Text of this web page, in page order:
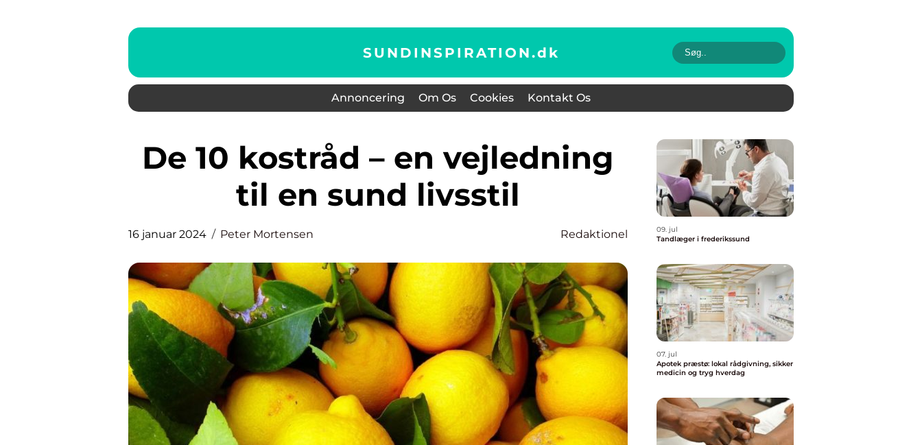
SUNDINSPIRATION.dk
Annoncering Om Os Cookies Kontakt Os
De 10 kostråd – en vejledning
til en sund livsstil
16 januar 2024 Peter Mortensen Redaktionel
09. jul
Tandlæger i frederikssund
07. jul
Apotek præstø: lokal rådgivning, sikker
medicin og tryg hverdag